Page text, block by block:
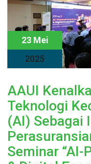
23 Mei
2025
AAUI
Teknologi
(AI) Sebagai
Seminar